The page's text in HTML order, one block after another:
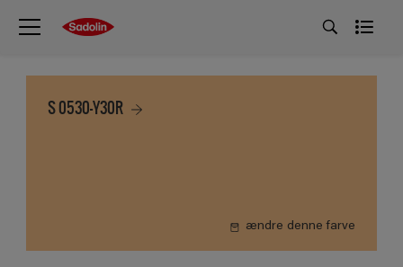
S 0530-Y30R
ændre denne farve